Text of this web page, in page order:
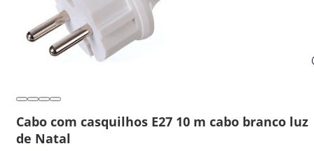
Cabo com casquilhos E27 10 m cabo branco luz
de Natal